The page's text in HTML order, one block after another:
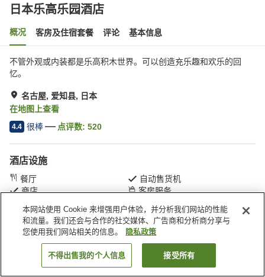
日本乐高乐园酒店
概况 客房及住宿套餐 评论 基本信息
不管外观或内装都是乐高积木世界。可以创造充乐趣和欢乐的回
忆。
名古屋, 爱知县, 日本
在地图上查看
4.4 很棒 点评数: 520
酒店设施
餐厅
自动售货机
商店
客房服务
首页 日本 爱知县 名古屋 日本乐高乐园酒店
搜索客房
本网站使用 Cookie 来增强用户体验，并分析我们网站的性能
和流量。我们还会与合作的社交媒体、广告商和分析商分享与
您使用我们网站相关的信息。
隐私政策
不得出售我的个人信息 接受所有